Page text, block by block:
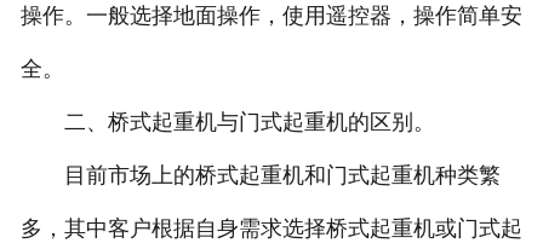
操作。一般选择地面操作，使用遥控器，操作简单安
全。
二、桥式起重机与门式起重机的区别。
目前市场上的桥式起重机和门式起重机种类繁
多，其中客户根据自身需求选择桥式起重机或门式起